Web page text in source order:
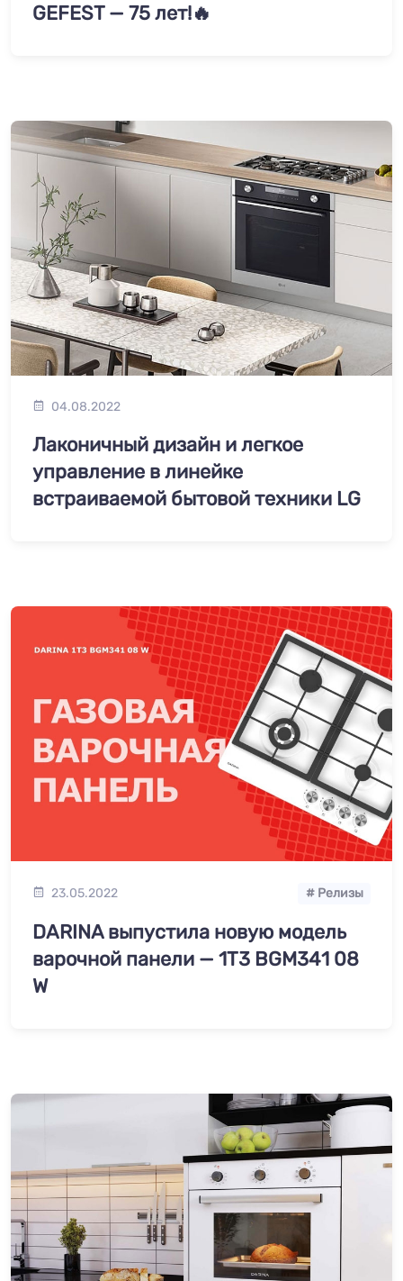
GEFEST — 75 лет!🔥
04.08.2022
Лаконичный дизайн и легкое
управление в линейке
встраиваемой бытовой техники LG
23.05.2022 # Релизы
DARINA выпустила новую модель
варочной панели — 1T3 BGM341 08
W